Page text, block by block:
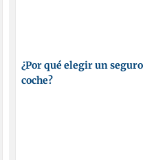
¿Por qué elegir un
coche?